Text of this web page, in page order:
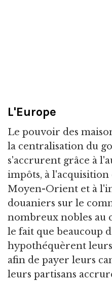
L'Europe
Le pouvoir des
la centralisation du
s'accrurent grâce à
impôts, à l'acquisition
Moyen-Orient et à
douaniers sur le
nombreux nobles au
le fait que beaucoup
hypothéquèrent
afin de payer leurs
leurs partisans